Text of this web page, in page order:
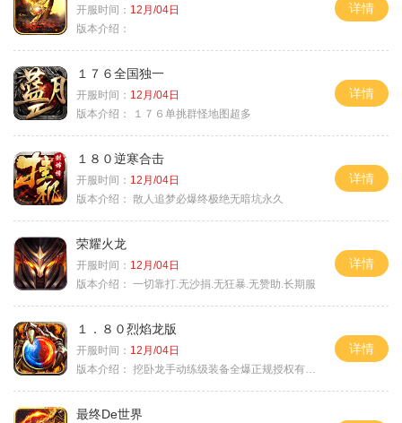
开服时间： 12月/04日
版本介绍：
详情
１７６全国独一
开服时间： 12月/04日
版本介绍：
１７６单挑群怪地图超多
详情
１８０逆寒合击
开服时间： 12月/04日
版本介绍： 散人追梦必爆终极绝无暗坑永久
详情
荣耀火龙
开服时间： 12月/04日
版本介绍： 一切靠打.无沙捐.无狂暴.无赞助.长期服
详情
１．８０烈焰龙版
开服时间： 12月/04日
版本介绍： 挖卧龙手动练级装备全爆正规授权有保障
详情
最终De世界